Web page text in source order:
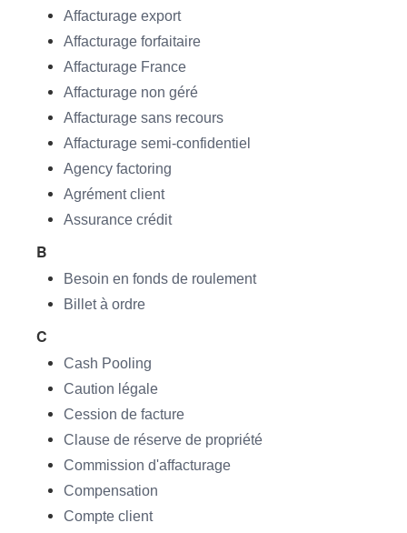
Affacturage export
Affacturage forfaitaire
Affacturage France
Affacturage non géré
Affacturage sans recours
Affacturage semi-confidentiel
Agency factoring
Agrément client
Assurance crédit
B
Besoin en fonds de roulement
Billet à ordre
C
Cash Pooling
Caution légale
Cession de facture
Clause de réserve de propriété
Commission d'affacturage
Compensation
Compte client